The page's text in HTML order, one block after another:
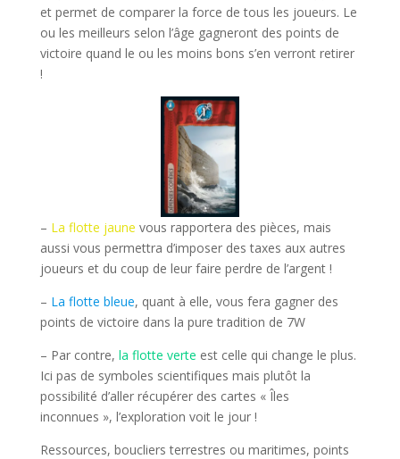
et permet de comparer la force de tous les joueurs. Le
ou les meilleurs selon l’âge gagneront des points de
victoire quand le ou les moins bons s’en verront retirer
!
– La flotte jaune vous rapportera des pièces, mais
aussi vous permettra d’imposer des taxes aux autres
joueurs et du coup de leur faire perdre de l’argent !
– La flotte bleue, quant à elle, vous fera gagner des
points de victoire dans la pure tradition de 7W
– Par contre, la flotte verte est celle qui change le plus.
Ici pas de symboles scientifiques mais plutôt la
possibilité d’aller récupérer des cartes « Îles
inconnues », l’exploration voit le jour !
Ressources, boucliers terrestres ou maritimes, points